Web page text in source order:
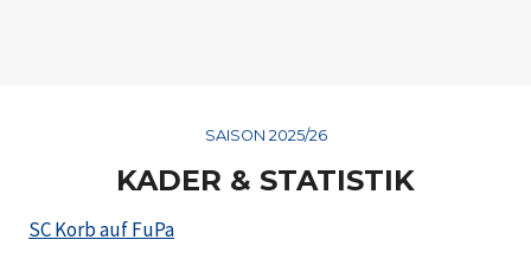
SAISON 2025/26
KADER & STATISTIK
SC Korb auf FuPa